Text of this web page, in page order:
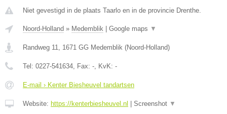
Niet gevestigd in de plaats Taarlo en in de provincie Drenthe.
Noord-Holland » Medemblik | Google maps ▼
Randweg 11 1671 GG Medemblik (Noord-Holland)
Tel: 0227-541634 , Fax: - , KvK: -
E-mail › Kenter Biesheuvel tandartsen
Website: https://kenterbiesheuvel.nl | Screenshot ▼